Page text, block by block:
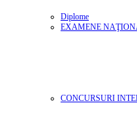
Diplome
EXAMENE
CONCURSURI